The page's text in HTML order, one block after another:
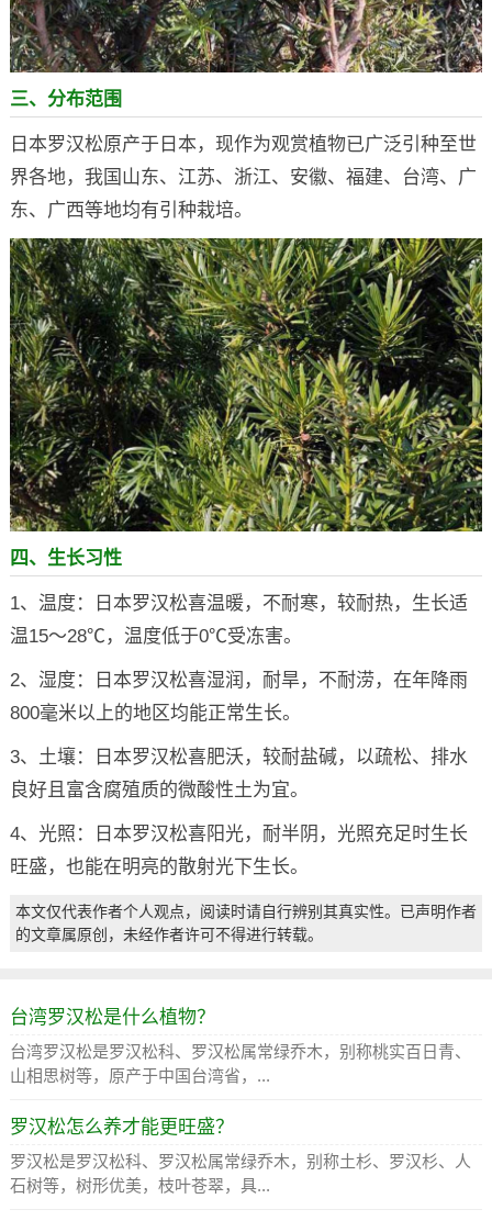
三、分布范围
日本罗汉松原产于日本，现作为观赏植物已广泛引种至世
界各地，我国山东、江苏、浙江、安徽、福建、台湾、广
东、广西等地均有引种栽培。
四、生长习性
1、温度：日本罗汉松喜温暖，不耐寒，较耐热，生长适
温15～28℃，温度低于0℃受冻害。
2、湿度：日本罗汉松喜湿润，耐旱，不耐涝，在年降雨
800毫米以上的地区均能正常生长。
3、土壤：日本罗汉松喜肥沃，较耐盐碱，以疏松、排水
良好且富含腐殖质的微酸性土为宜。
4、光照：日本罗汉松喜阳光，耐半阴，光照充足时生长
旺盛，也能在明亮的散射光下生长。
本文仅代表作者个人观点，阅读时请自行辨别其真实性。已声明作者
的文章属原创，未经作者许可不得进行转载。
台湾罗汉松是什么植物？
台湾罗汉松是罗汉松科、罗汉松属常绿乔木，别称桃实百日青、
山相思树等，原产于中国台湾省，...
罗汉松怎么养才能更旺盛？
罗汉松是罗汉松科、罗汉松属常绿乔木，别称土杉、罗汉杉、人
石树等，树形优美，枝叶苍翠，具...